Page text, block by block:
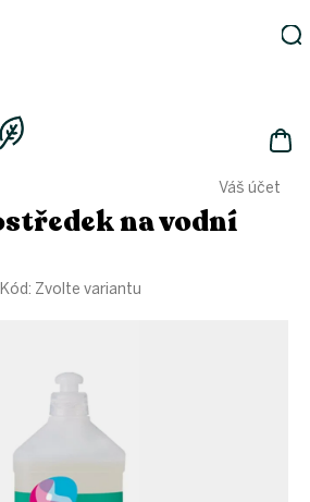
Váš účet
na vodní
Kód: Zvolte variantu